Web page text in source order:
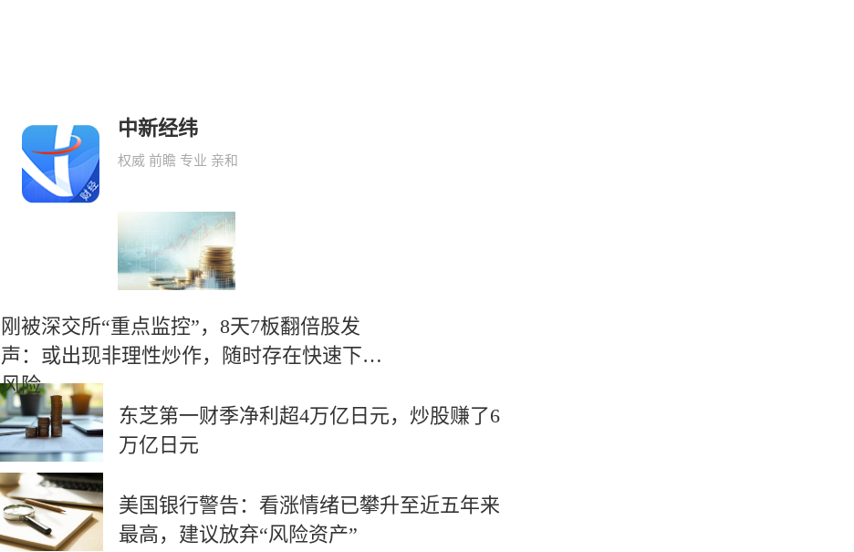
中新经纬
权威 前瞻 专业 亲和
刚被深交所“重点监控”，8天7板翻倍股发
声：或出现非理性炒作，随时存在快速下跌
风险
东芝第一财季净利超4万亿日元，炒股赚了6
万亿日元
美国银行警告：看涨情绪已攀升至近五年来
最高，建议放弃“风险资产”